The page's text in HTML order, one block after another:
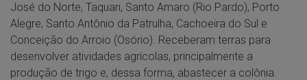
José do Norte, Taquari, Santo Amaro (Rio Pardo), Porto
Alegre, Santo Antônio da Patrulha, Cachoeira do Sul e
Conceição do Arroio (Osório). Receberam terras para
desenvolver atividades agrícolas, principalmente a
produção de trigo e, dessa forma, abastecer a colônia.